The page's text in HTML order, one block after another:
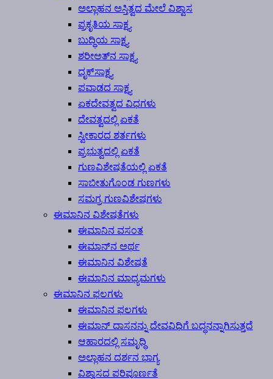
ಅಲ್ಲಾಹನ ಅಸ್ತಿತ್ವದ ಮೇಲೆ ವಿಶ್ವಾಸ
ಪ್ರಕೃತಿಯ ಸಾಕ್ಷ್ಯ
ಬುದ್ಧಿಯ ಸಾಕ್ಷ್ಯ
ಶರೀಅತ್‍ನ ಸಾಕ್ಷ್ಯ
ದೃಕ್‍ಸಾಕ್ಷ್ಯ
ಪವಾಡದ ಸಾಕ್ಷ್ಯ
ಏಕದೇವತ್ವದ ವಿಧಗಳು
ದೇವತ್ವದಲ್ಲಿ ಏಕತೆ
ಸ್ವೀಕಾರದ ಶರ್ತಗಳು
ಪ್ರಭುತ್ವದಲ್ಲಿ ಏಕತೆ
ಗುಣವಿಶೇಷತೆಯಲ್ಲಿ ಏಕತೆ
ಸಾಬೀತುಗೊಂಡ ಗುಣಗಳು
ಸಮಗ್ರ ಗುಣವಿಶೇಷಗಳು
ಈಮಾನಿನ ವಿಶೇಷತೆಗಳು
ಈಮಾನಿನ ವಸಂತ
ಈಮಾನ್‍ನ ಅರ್ಥ
ಈಮಾನಿನ ವಿಶೇಷತೆ
ಈಮಾನಿನ ಮಾಧ್ಯಮಗಳು
ಈಮಾನಿನ ಫಲಗಳು
ಈಮಾನಿನ ಫಲಗಳು
ಈಮಾನ್ ದಾಸನನ್ನು ದೇವವಿಧಿಗೆ ಬದ್ಧನನ್ನಾಗಿಸುತ್ತದೆ
ಆಹಾರದಲ್ಲಿ ಸಮೃದ್ಧಿ
ಅಲ್ಲಾಹನ ದರ್ಶನ ಭಾಗ್ಯ
ವಿಶ್ವಾಸದ ಪರಿಪೂರ್ಣತೆ